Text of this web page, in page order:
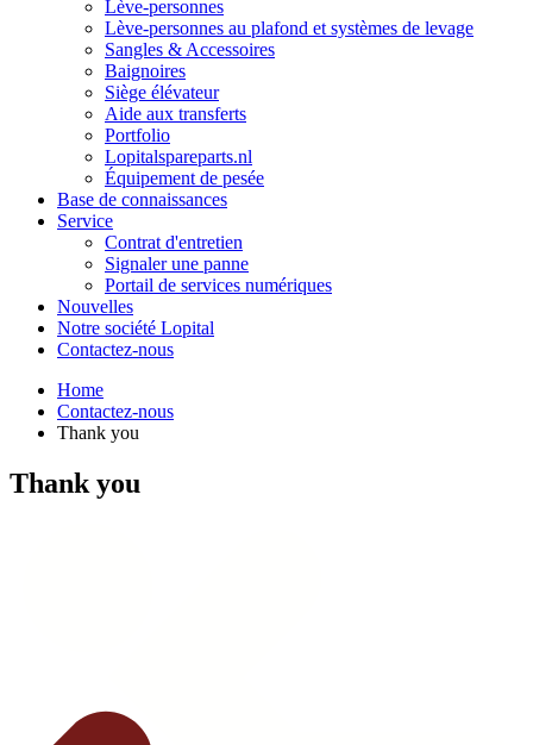
Lève-personnes
Lève-personnes au plafond et systèmes de levage
Sangles & Accessoires
Baignoires
Siège élévateur
Aide aux transferts
Portfolio
Lopitalspareparts.nl
Équipement de pesée
Base de connaissances
Service
Contrat d'entretien
Signaler une panne
Portail de services numériques
Nouvelles
Notre société Lopital
Contactez-nous
Home
Contactez-nous
Thank you
Thank you